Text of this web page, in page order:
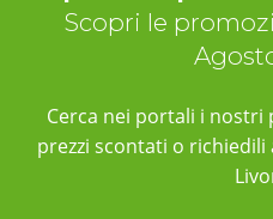
Scopri le
Cerca nei portali i nostri
prezzi scontati o